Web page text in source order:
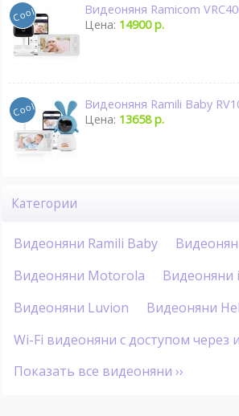
Видеоняня Ramicom
Цена: 14900 р.
Видеоняня Ramili Baby
Цена: 13658 р.
Категории
Видеоняни Ramili Baby
Видеоняни Motorola
Видеоняни
Видеоняни Luvion
Видеоняни
Wi-Fi видеоняни с доступом через
Показать все видеоняни ››